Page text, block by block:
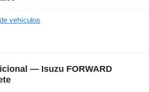
vehículos
— Isuzu FORWARD